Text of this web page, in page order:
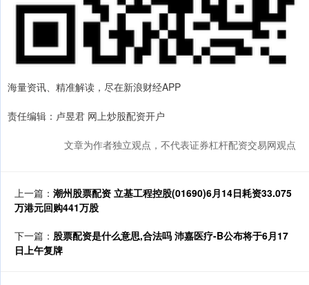
海量资讯、精准解读，尽在新浪财经APP
责任编辑：卢昱君 网上炒股配资开户
文章为作者独立观点，不代表证券杠杆配资交易网观点
上一篇： 潮州股票配资 立基工程控股(01690)6月14日耗资33.075
万港元回购441万股
下一篇： 股票配资是什么意思,合法吗 沛嘉医疗-B公布将于6月17
日上午复牌